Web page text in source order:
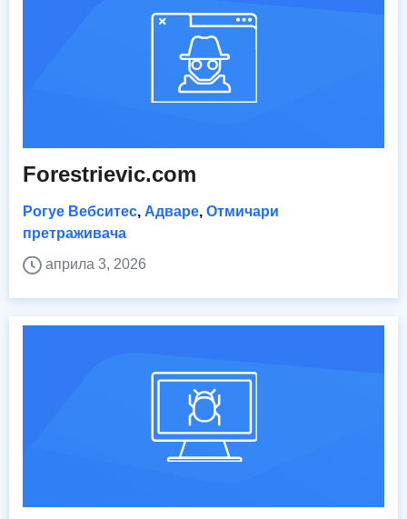
Forestrievic.com
Рогуе Вебситес, Адваре, Отмичари
претраживача
априла 3, 2026